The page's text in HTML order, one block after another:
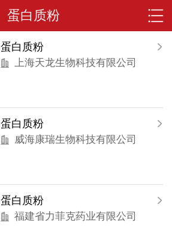
蛋白质粉
蛋白质粉
上海天龙生物科技有限公司
蛋白质粉
威海康瑞生物科技有限公司
蛋白质粉
福建省力菲克药业有限公司